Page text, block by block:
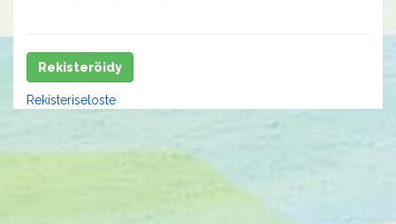
Rekisteröidy
Rekisteriseloste